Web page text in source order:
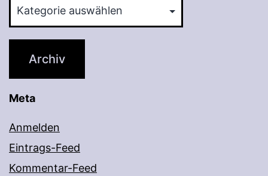
Archiv
Meta
Anmelden
Eintrags-Feed
Kommentar-Feed